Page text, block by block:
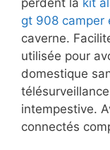
gt 908 camper
caverne.
utilisée pour
domestique
intempestive.
connectés